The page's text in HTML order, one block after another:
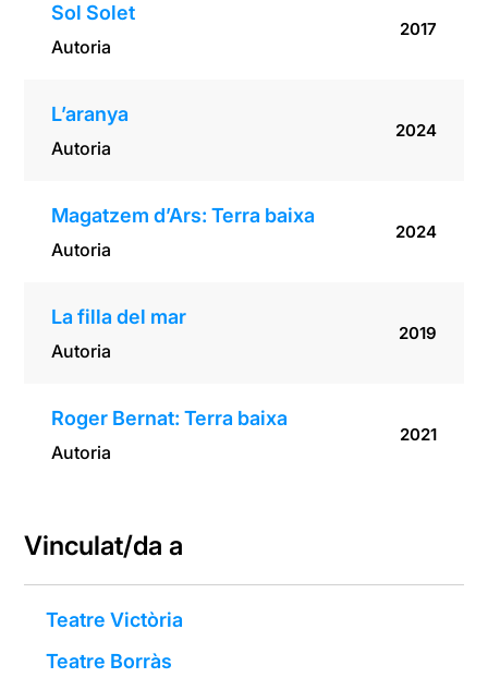
Sol Solet
Autoria
2017
L’aranya
Autoria
2024
Magatzem d’Ars: Terra baixa
Autoria
2024
La filla del mar
Autoria
2019
Roger Bernat: Terra baixa
Autoria
2021
Vinculat/da a
Teatre Victòria
Teatre Borràs